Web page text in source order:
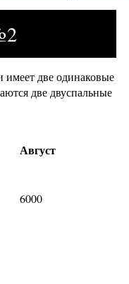
имеет две одинаковые
две двуспальные
Август
6000